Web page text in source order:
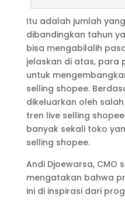
Itu adalah jumlah
dibandingkan tahun
bisa mengabilalih
jelaskan di atas, para
untuk
selling shopee.
dikeluarkan oleh
tren live selling
banyak sekali toko
selling shopee.
Andi Djoewarsa, CMO
mengatakan bahwa
ini di inspirasi dari